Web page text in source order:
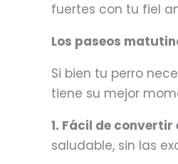
fuertes con tu fiel
Los paseos
Si bien tu perro
tiene su mejor
1. Fácil de convertir
saludable, sin las